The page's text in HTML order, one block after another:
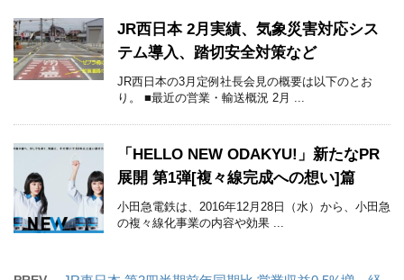
JR西日本 2月実績、気象災害対応シス
テム導入、踏切安全対策など
JR西日本の3月定例社長会見の概要は以下のとお
り。 ■最近の営業・輸送概況 2月 ...
「HELLO NEW ODAKYU!」新たなPR
展開 第1弾[複々線完成への想い]篇
小田急電鉄は、2016年12月28日（水）から、小田急
の複々線化事業の内容や効果 ...